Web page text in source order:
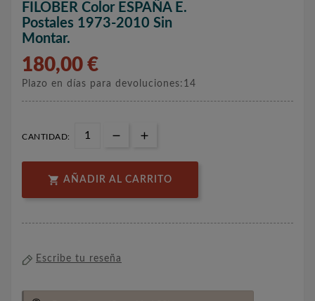
FILOBER Color ESPAÑA E.
Postales 1973-2010 Sin
Montar.
180,00 €
Plazo en días para devoluciones:14
CANTIDAD:
 AÑADIR AL CARRITO
Escribe tu reseña